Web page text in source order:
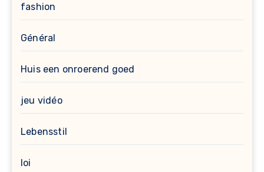
fashion
Général
Huis een onroerend goed
jeu vidéo
Lebensstil
loi